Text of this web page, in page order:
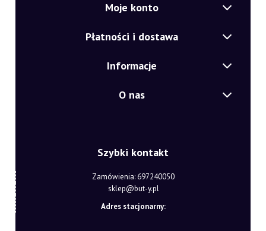
Moje konto
Płatności i dostawa
Informacje
O nas
Szybki kontakt
Zamówienia: 697240050
sklep@but-y.pl
Adres stacjonarny: